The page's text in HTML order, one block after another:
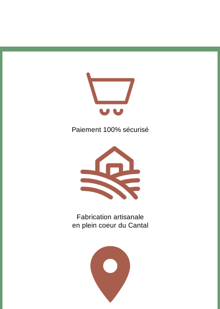
Paiement 100% sécurisé
Fabrication artisanale
en plein coeur du Cantal
location_on